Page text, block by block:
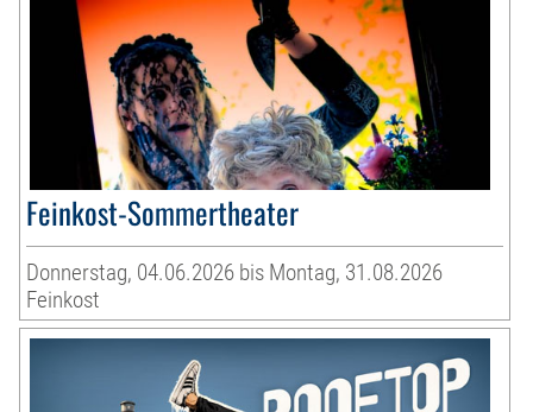
Feinkost-Sommertheater
Donnerstag, 04.06.2026 bis Montag, 31.08.2026
Feinkost